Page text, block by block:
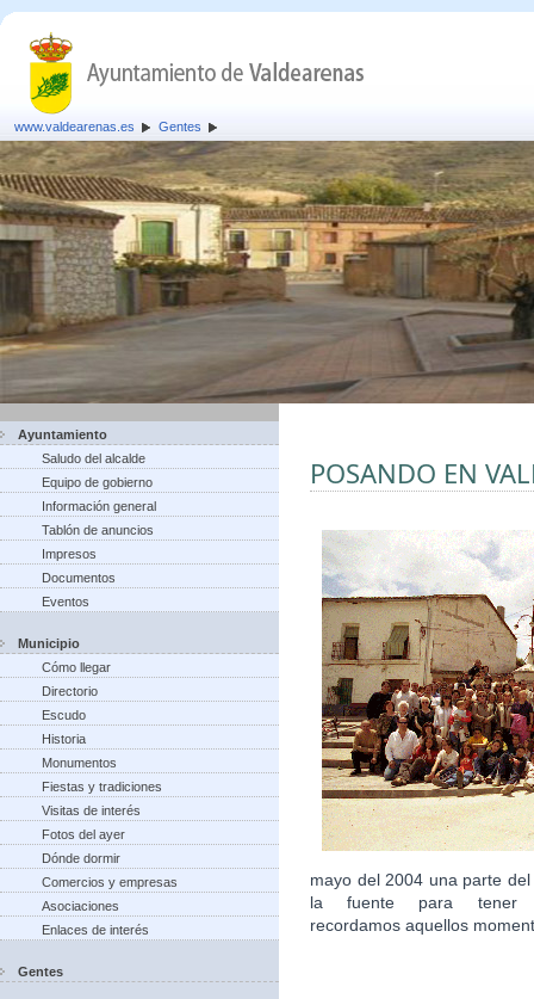
www.valdearenas.es Gentes
Ayuntamiento
Saludo del alcalde
Equipo de gobierno
Información general
Tablón de anuncios
Impresos
Documentos
Eventos
Municipio
Cómo llegar
Directorio
Escudo
Historia
Monumentos
Fiestas y tradiciones
Visitas de interés
Fotos del ayer
Dónde dormir
Comercios y empresas
Asociaciones
Enlaces de interés
Gentes
POSANDO EN
mayo del 2004 una parte
la fuente para tener
recordamos aquellos